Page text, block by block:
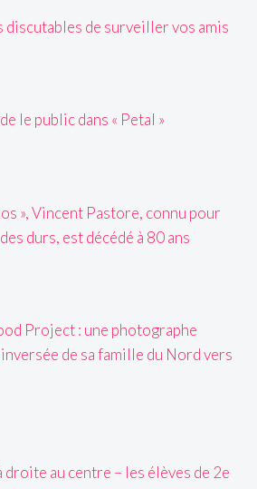
discutables de surveiller vos amis
le public dans « Petal »
», Vincent Pastore, connu pour
durs, est décédé à 80 ans
Project : une photographe
de sa famille du Nord vers
droite au centre – les élèves de 2e